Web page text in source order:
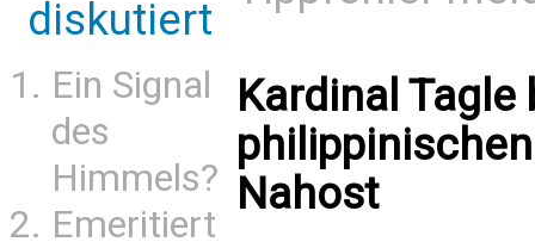
diskutiert
Ein Signal
des
Himmels?
Emeritiert
Kardinal
Nahost